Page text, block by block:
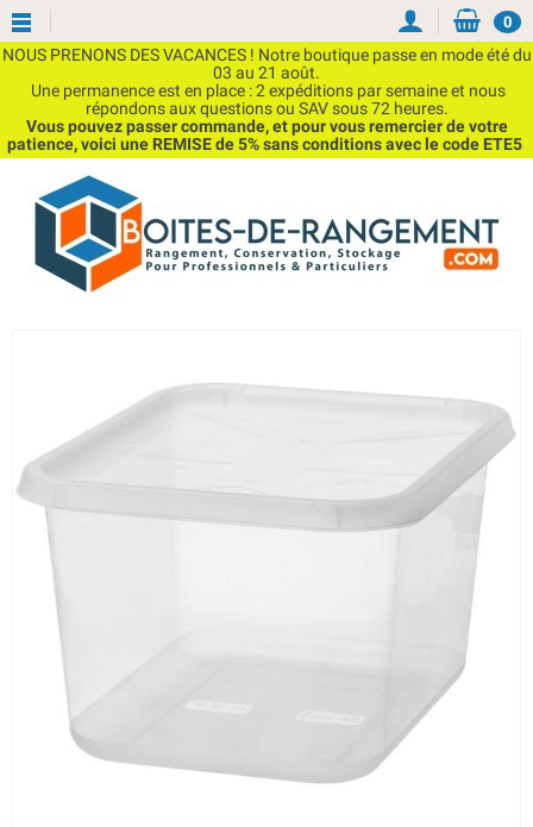
NOUS PRENONS DES VACANCES ! Notre boutique passe en mode été du
03 au 21 août.
Une permanence est en place : 2 expéditions par semaine et nous
répondons aux questions ou SAV sous 72 heures.
Vous pouvez passer commande, et pour vous remercier de votre
patience, voici une REMISE de 5% sans conditions avec le code ETE5
0